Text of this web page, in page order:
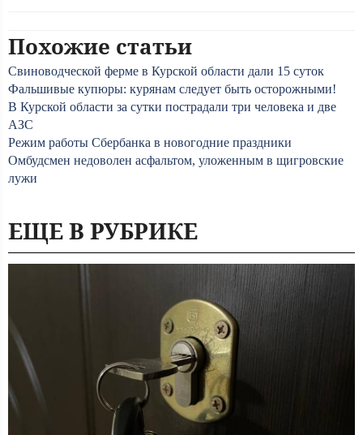
Похожие статьи
Свиноводческой ферме в Курской области дали 15 суток
Фальшивые купюры: курянам следует быть осторожными!
В Курской области за сутки пострадали три человека и две
АЗС
Режим работы Сбербанка в новогодние праздники
Омбудсмен недоволен асфальтом, уложенным в щигровские
лужи
ЕЩЕ В РУБРИКЕ